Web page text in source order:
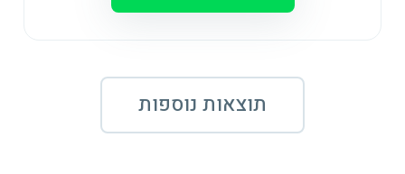
תוצאות נוספות